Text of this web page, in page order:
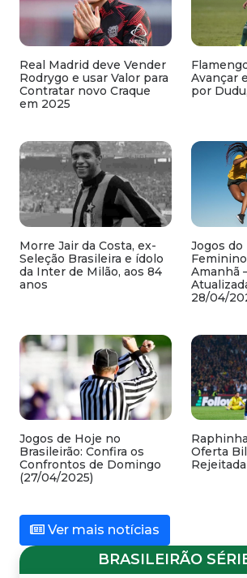
Real Madrid deve Vender
Rodrygo e usar Valor para
Contratar novo Craque
em 2025
Avançar
por
Morre Jair da Costa, ex-
Seleção Brasileira e ídolo
da Inter de Milão, aos 84
anos
Jogos do
Amanhã
28/04/
Jogos de Hoje no
Brasileirão: Confira os
Confrontos de Domingo
(27/04/2025)
Oferta
Rejeitada
Ver mais notícias
BRASILEIRÃO